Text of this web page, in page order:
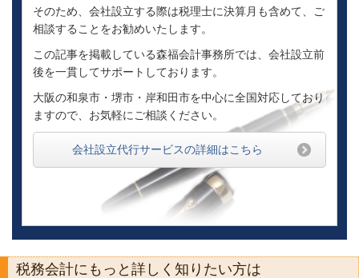
そのため、会社設立する際は税理士に決算月も含めて、ご
相談することをお勧めいたします。
この記事を掲載している森福会計事務所では、会社設立前
後を一貫してサポートしております。
大阪の和泉市・堺市・岸和田市を中心に全国対応しており
ますので、お気軽にご相談ください。
会社設立代行サービスの詳細はこちら
税務会計にもっと詳しく知りたい方は